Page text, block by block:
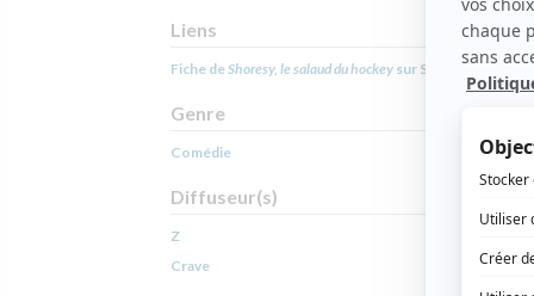
Liens
Fiche deShoresy, le salaud du hockey sur Showbizz.net
Genre
Comédie
Diffuseur(s)
Z
Crave